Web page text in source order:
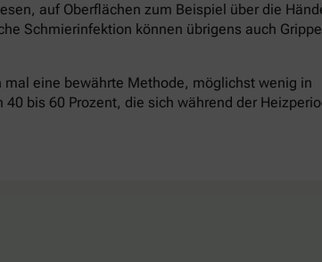
auf Oberflächen zum Beispiel über die
Schmierinfektion können übrigens auch
eine bewährte Methode, möglichst wenig in
bis 60 Prozent, die sich während der